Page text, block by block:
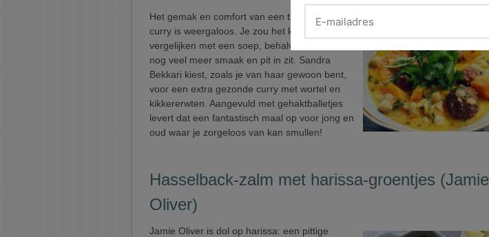
Het gemak en comfort van een traditionele
curry is weergaloos. Je zou het kunnen
vergelijken met een soep, behalve dan dat er
nog veel meer smaak en pit in zit. Sandra
Bekkari kiest, zoals je van haar gewoon bent,
voor een extra gezonde curry met wortel en
kikkererwten. Aangevuld met gehaktballetjes
levert dat een fantastisch maal op voor jong en
oud waar je zorgeloos van kan smullen!
Hasselback-zalm met harissa-groentjes (Jamie
Oliver)
Jamie Oliver is dol op harissa: een pittige